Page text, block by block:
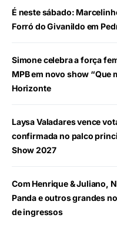
É neste sábado:
Forró do Givanildo em
Simone celebra a força
MPB em novo show “Que
Horizonte
Laysa Valadares vence
confirmada no palco
Show 2027
Com Henrique & Juliano,
Panda e outros grandes
de ingressos